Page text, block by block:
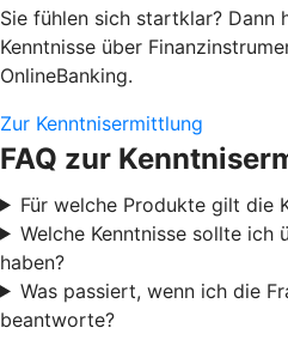
Sie fühlen sich startklar? Dann
Kenntnisse über
OnlineBanking.
Zur Kenntnisermittlung
FAQ zur
Für welche Produkte gilt die
Welche Kenntnisse sollte ich
haben?
Was passiert, wenn ich die
beantworte?